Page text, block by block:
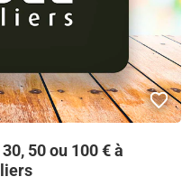
50 ou 100 € à